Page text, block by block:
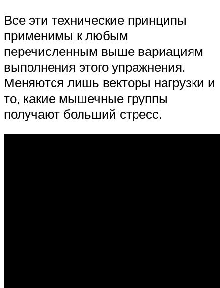
Все эти технические принципы
применимы к любым
перечисленным выше вариациям
выполнения этого упражнения.
Меняются лишь векторы нагрузки и
то, какие мышечные группы
получают больший стресс.